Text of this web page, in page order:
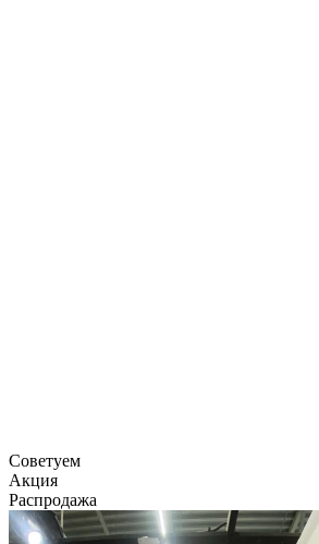
Советуем
Акция
Распродажа